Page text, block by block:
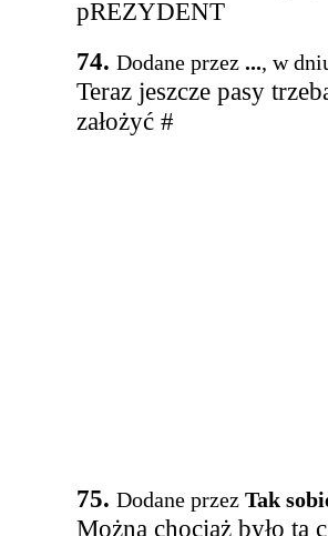
pREZYDENT
74. Dodane przez ..., w
Teraz jeszcze pasy
założyć #
75. Dodane przez Tak
Można chociaż było tą